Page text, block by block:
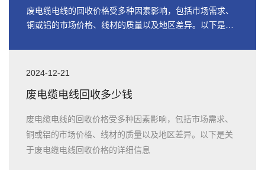
废电缆电线的回收价格受多种因素影响，包括市场需求、
铜或铝的市场价格、线材的质量以及地区差异。以下是关
2024-12-21
废电缆电线回收多少钱
废电缆电线的回收价格受多种因素影响，包括市场需求、
铜或铝的市场价格、线材的质量以及地区差异。以下是关
于废电缆电线回收价格的详细信息